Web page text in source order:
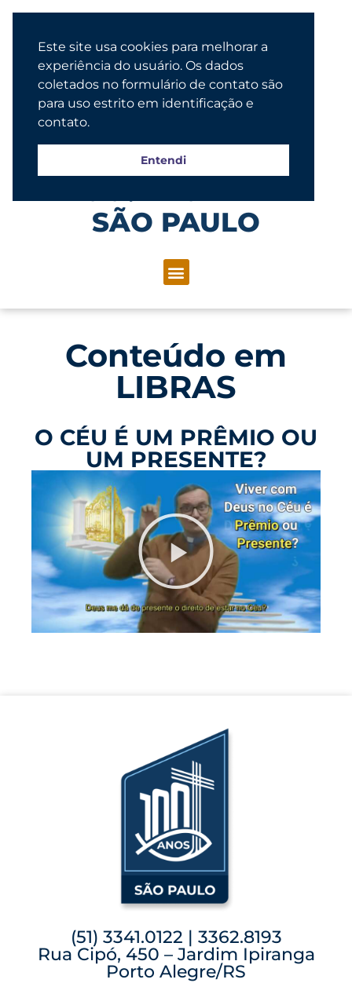
SÃO PAULO
Conteúdo em
LIBRAS
O CÉU É UM PRÊMIO OU
UM PRESENTE?
(51) 3341.0122 | 3362.8193
Rua Cipó, 450 – Jardim Ipiranga
Porto Alegre/RS
Este site usa cookies para melhorar a
experiência do usuário. Os dados
coletados no formulário de contato são
para uso estrito em identificação e
contato.
Entendi